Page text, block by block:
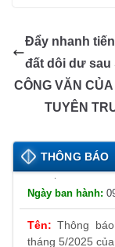
b
o
o
k
n
g
er
y
Li
n
k
Đẩy nhanh
đất dôi dư sau
CÔNG VĂN
TUYÊN
THÔNG BÁO
Lịch tiếp
Chủ tịch UBND
Thông